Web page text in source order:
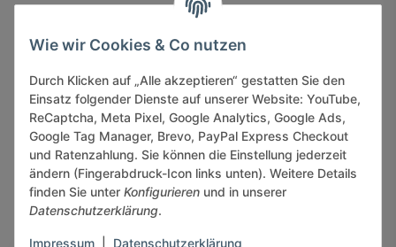
INFORMATIONEN
GESETZLICHE INFORMATIONEN
Sicher bezahlen via:
Wie wir Cookies & Co nutzen
Durch Klicken auf „Alle akzeptieren“ gestatten Sie den
Einsatz folgender Dienste auf unserer Website: YouTube,
ReCaptcha, Meta Pixel, Google Analytics, Google Ads,
Google Tag Manager, Brevo, PayPal Express Checkout
und Ratenzahlung. Sie können die Einstellung jederzeit
ändern (Fingerabdruck-Icon links unten). Weitere Details
finden Sie unter Konfigurieren und in unserer
Datenschutzerklärung.
Impressum Datenschutzerklärung